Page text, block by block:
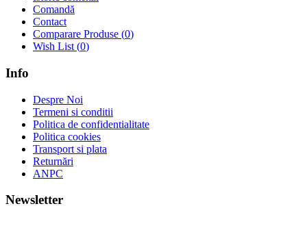
Comandă
Contact
Comparare Produse (0)
Wish List (0)
Info
Despre Noi
Termeni si conditii
Politica de confidentialitate
Politica cookies
Transport si plata
Returnări
ANPC
Newsletter